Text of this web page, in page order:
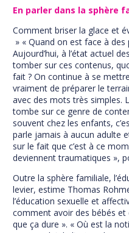
En parler dans la sphère
Comment briser la glace et
» « Quand on est face à
Aujourd’hui, à l’état actuel
tomber sur ces contenus,
fait ? On continue à se
vraiment de préparer le
avec des mots très simples.
tombe sur ce genre de
souvent chez les enfants,
parle jamais à aucun adulte
sur le fait que c’est à ce
deviennent traumatiques »,
Outre la sphère familiale,
levier, estime Thomas
l’éducation sexuelle et
comment avoir des bébés
que ça dure ». « Où est la